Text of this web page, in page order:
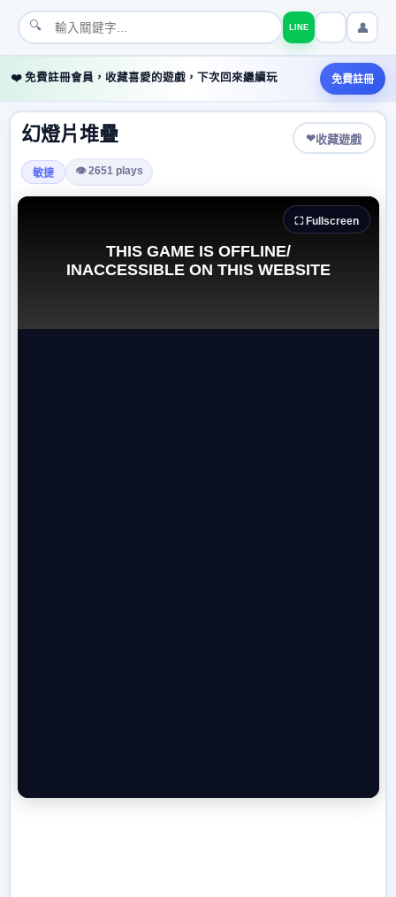
🔍 LINE 👤
❤️ 免費註冊會員，收藏喜愛的遊戲，下次回來繼續玩 免費註冊
幻燈片堆疊 ❤收藏遊戲
敏捷 👁 2651 plays
⛶ Fullscreen